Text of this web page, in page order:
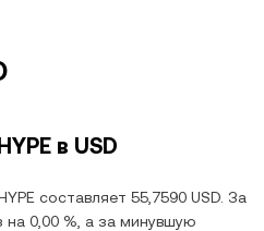
в USD
составляет 55,7590 USD. За
0,00 %, а за минувшую